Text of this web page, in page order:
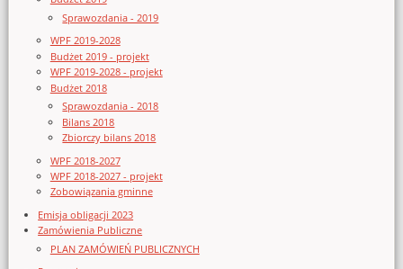
Sprawozdania - 2019
WPF 2019-2028
Budżet 2019 - projekt
WPF 2019-2028 - projekt
Budżet 2018
Sprawozdania - 2018
Bilans 2018
Zbiorczy bilans 2018
WPF 2018-2027
WPF 2018-2027 - projekt
Zobowiązania gminne
Emisja obligacji 2023
Zamówienia Publiczne
PLAN ZAMÓWIEŃ PUBLICZNYCH